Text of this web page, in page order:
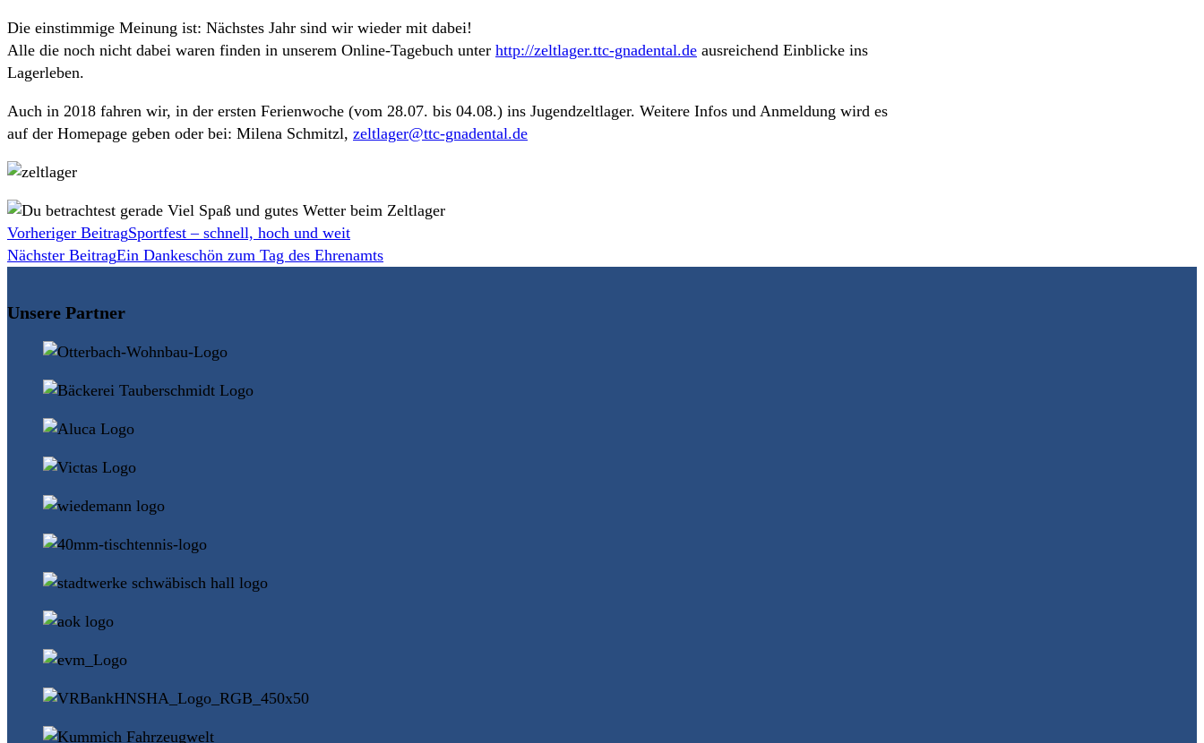
Die einstimmige Meinung ist: Nächstes Jahr sind wir wieder mit dabei!
Alle die noch nicht dabei waren finden in unserem Online-Tagebuch unter http://zeltlager.ttc-gnadental.de ausreichend Einblicke ins
Lagerleben.
Auch in 2018 fahren wir, in der ersten Ferienwoche (vom 28.07. bis 04.08.) ins Jugendzeltlager. Weitere Infos und Anmeldung wird es
auf der Homepage geben oder bei: Milena Schmitzl, zeltlager@ttc-gnadental.de
Weitere
Artikel
Vorheriger BeitragSportfest – schnell, hoch und weit
Nächster BeitragEin Dankeschön zum Tag des Ehrenamts
Unsere Partner